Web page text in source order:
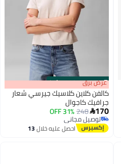
00m:00s
·
100% Left عرض برق
كالفن كلاين كلاسيك جيرسي شعار
جرافيك كاجوال
170
248
31% OFF
توصيل مجاني
توصيل مجانياحصل عليه خلال13